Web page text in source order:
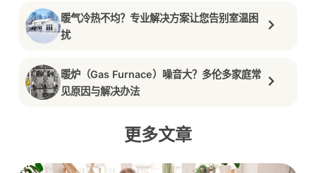
暖气冷热不均？专业解决方案让您告别室温困
扰
暖炉（Gas Furnace）噪音大？多伦多家庭常
见原因与解决办法
更多文章